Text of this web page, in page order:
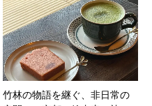
竹林の物語を継ぐ、非日常の